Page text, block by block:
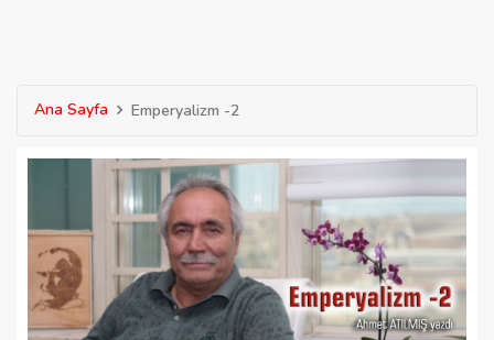
Ana Sayfa Emperyalizm -2